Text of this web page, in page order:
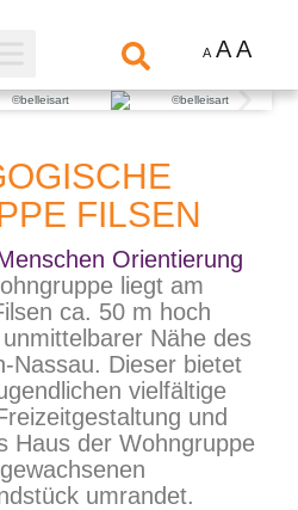
A AA
FILSEN
Orientierung
liegt am
ca. 50 m hoch
Nähe des
Nassau. Dieser bietet
vielfältige
und
Haus der Wohngruppe
umrandet.